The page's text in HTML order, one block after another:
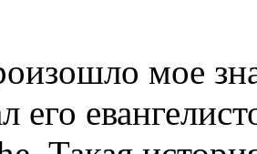
мое
его